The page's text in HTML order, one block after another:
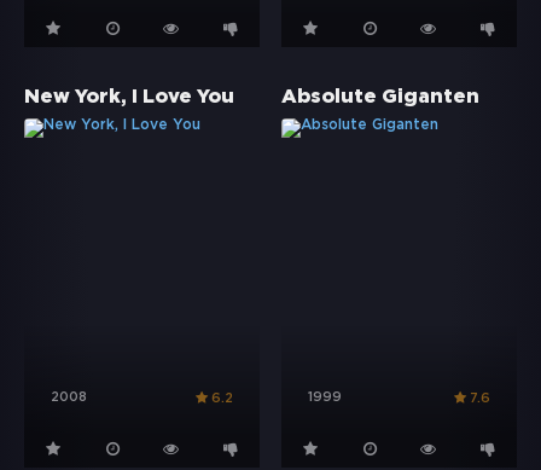
New York, I Love You
2008 6.2
Absolute Giganten
1999 7.6